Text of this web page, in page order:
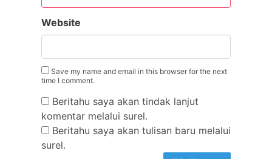
Website
Save my name and email in this browser for the next
time I comment.
Beritahu saya akan tindak lanjut
komentar melalui surel.
Beritahu saya akan tulisan baru melalui
surel.